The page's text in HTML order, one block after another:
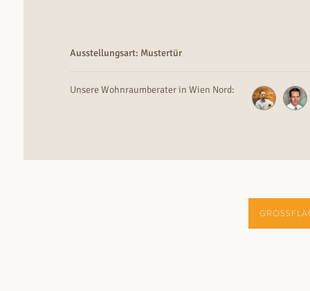
Ausstellungsart: Mustertür
Unsere Wohnraumberater in Wien Nord: